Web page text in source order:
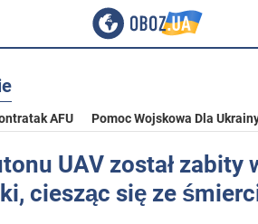
AFU Pomoc Wojskowa Dla
UAV został zabity
ciesząc się ze